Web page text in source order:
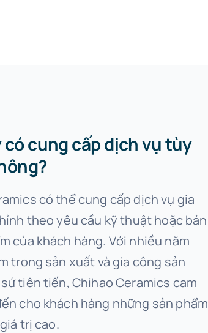
cung cấp dịch vụ tùy
có thể cung cấp dịch vụ gia
theo yêu cầu kỹ thuật hoặc bản
của khách hàng. Với nhiều năm
trong sản xuất và gia công sản
tiên tiến, Chihao Ceramics cam
cho khách hàng những sản phẩm
trị cao.